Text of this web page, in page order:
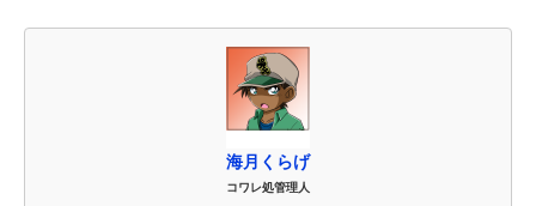
海月くらげ
コワレ処管理人